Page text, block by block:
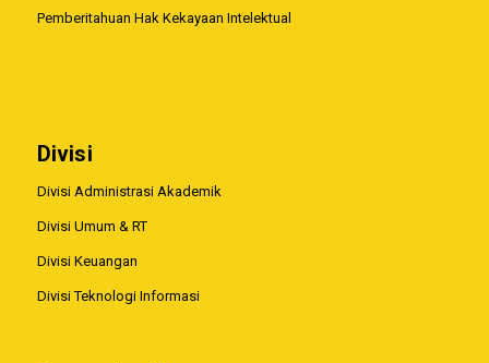
Pemberitahuan Hak Kekayaan Intelektual
Divisi
Divisi Administrasi Akademik
Divisi Umum & RT
Divisi Keuangan
Divisi Teknologi Informasi